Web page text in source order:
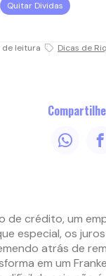
Quitar Dividas
de leitura Dicas de
de crédito, um
especial, os
atrás de
em um